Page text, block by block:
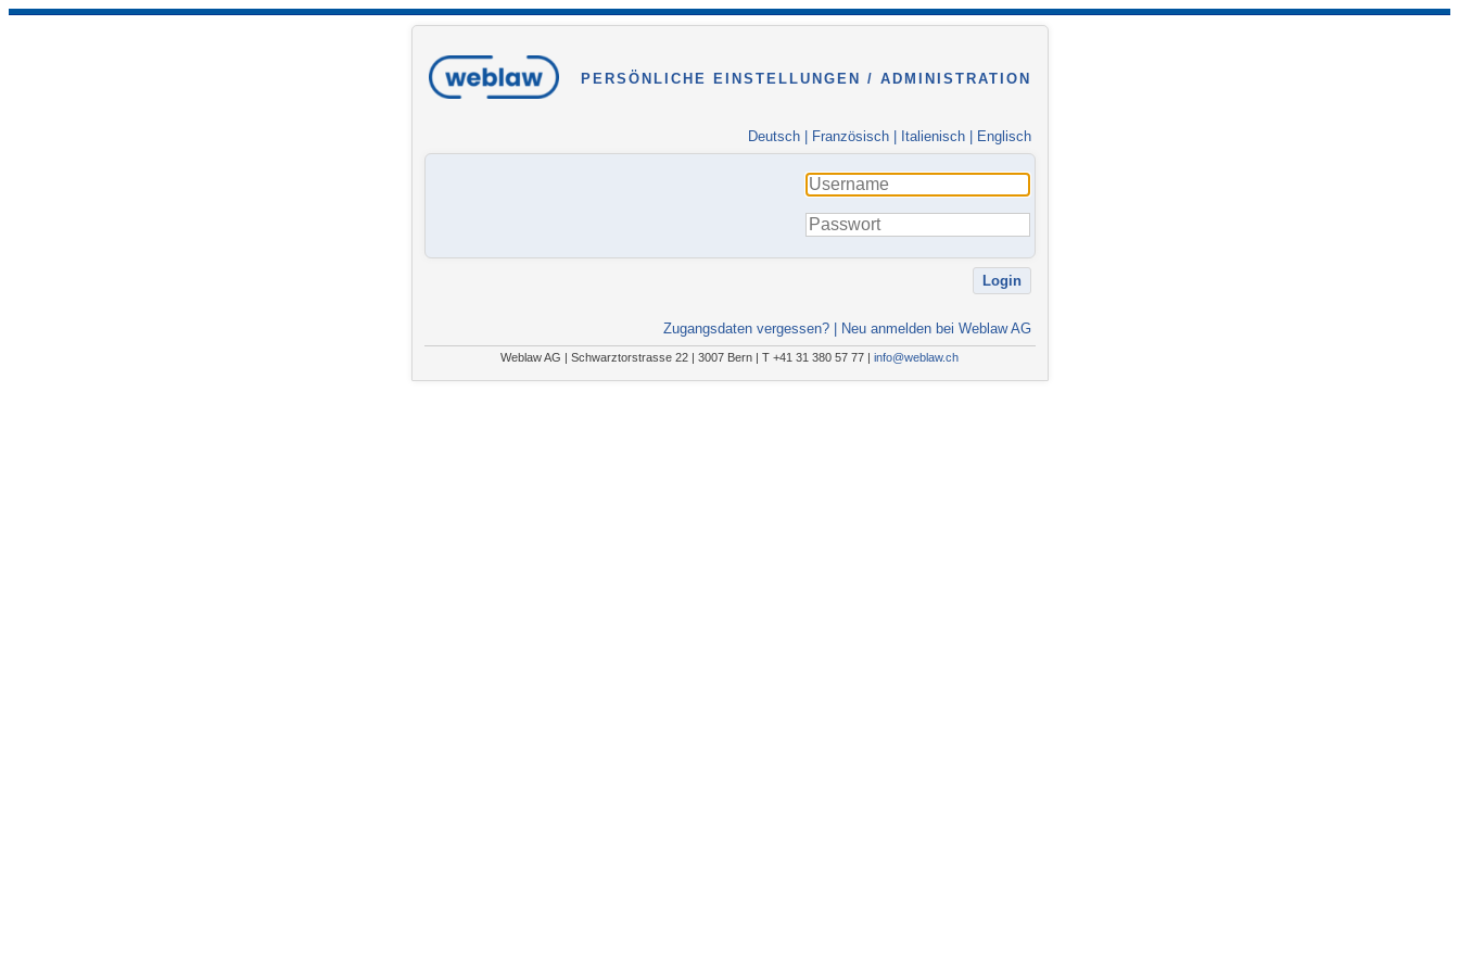
PERSÖNLICHE EINSTELLUNGEN / ADMINISTRATION
Deutsch| Französisch| Italienisch| Englisch
Zugangsdaten vergessen?| Neu anmelden bei Weblaw AG
Weblaw AG | Schwarztorstrasse 22 | 3007 Bern | T +41 31 380 57 77 | info@weblaw.ch